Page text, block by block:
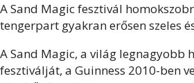
A Sand Magic fesztivál
tengerpart gyakran erősen szeles
A Sand Magic, a világ legnagyobb
fesztiválját, a Guinness 2010-ben